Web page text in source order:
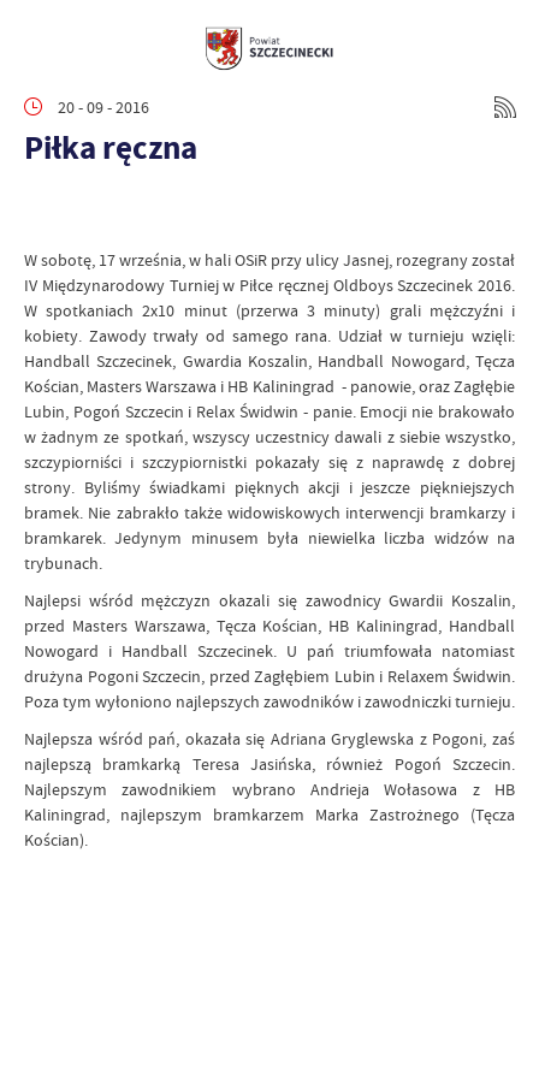
20 - 09 - 2016
Piłka ręczna
W sobotę, 17 września, w hali OSiR przy ulicy Jasnej, rozegrany został
IV Międzynarodowy Turniej w Piłce ręcznej Oldboys Szczecinek 2016.
W spotkaniach 2x10 minut (przerwa 3 minuty) grali mężczyźni i
kobiety. Zawody trwały od samego rana. Udział w turnieju wzięli:
Handball Szczecinek, Gwardia Koszalin, Handball Nowogard, Tęcza
Kościan, Masters Warszawa i HB Kaliningrad - panowie, oraz Zagłębie
Lubin, Pogoń Szczecin i Relax Świdwin - panie. Emocji nie brakowało
w żadnym ze spotkań, wszyscy uczestnicy dawali z siebie wszystko,
szczypiorniści i szczypiornistki pokazały się z naprawdę z dobrej
strony. Byliśmy świadkami pięknych akcji i jeszcze piękniejszych
bramek. Nie zabrakło także widowiskowych interwencji bramkarzy i
bramkarek. Jedynym minusem była niewielka liczba widzów na
trybunach.
Najlepsi wśród mężczyzn okazali się zawodnicy Gwardii Koszalin,
przed Masters Warszawa, Tęcza Kościan, HB Kaliningrad, Handball
Nowogard i Handball Szczecinek. U pań triumfowała natomiast
drużyna Pogoni Szczecin, przed Zagłębiem Lubin i Relaxem Świdwin.
Poza tym wyłoniono najlepszych zawodników i zawodniczki turnieju.
Najlepsza wśród pań, okazała się Adriana Gryglewska z Pogoni, zaś
najlepszą bramkarką Teresa Jasińska, również Pogoń Szczecin.
Najlepszym zawodnikiem wybrano Andrieja Wołasowa z HB
Kaliningrad, najlepszym bramkarzem Marka Zastrożnego (Tęcza
Kościan).